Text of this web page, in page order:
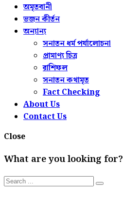
অমৃতবানী
ভজন কীর্তন
অন্যান্য
সনাতন ধর্ম পর্যালোচনা
প্রামাণ্য চিত্র
রাশিফল
সনাতন কথামৃত
Fact Checking
About Us
Contact Us
Close
What are you looking for?